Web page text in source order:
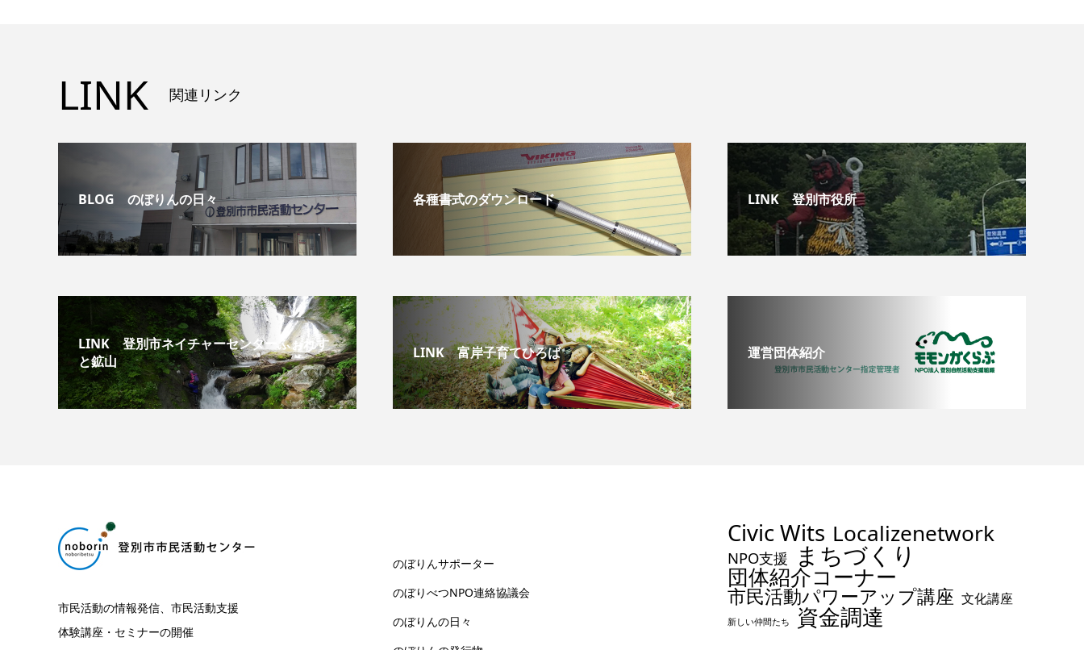
LINK 関連リンク
BLOG のぼりんの日々 各種書式のダウンロード LINK 登別市役所
LINK 登別市ネイチャーセンターふぉれす
と鉱山
LINK 富岸子育てひろば 運営団体紹介
市民活動の情報発信、市民活動支援
体験講座・セミナーの開催
のぼりんサポーター
のぼりべつNPO連絡協議会
のぼりんの日々
Civic Wits Localizenetwork
NPO支援 まちづくり
団体紹介コーナー
市民活動パワーアップ講座 文化講座
新しい仲間たち 資金調達